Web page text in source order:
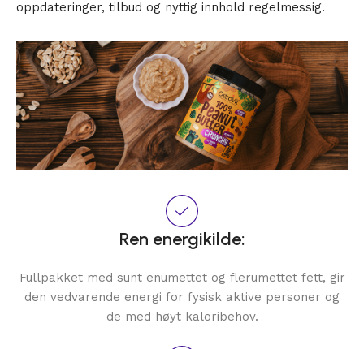
oppdateringer, tilbud og nyttig innhold regelmessig.
Ren energikilde:
Fullpakket med sunt enumettet og flerumettet fett, gir
den vedvarende energi for fysisk aktive personer og
de med høyt kaloribehov.